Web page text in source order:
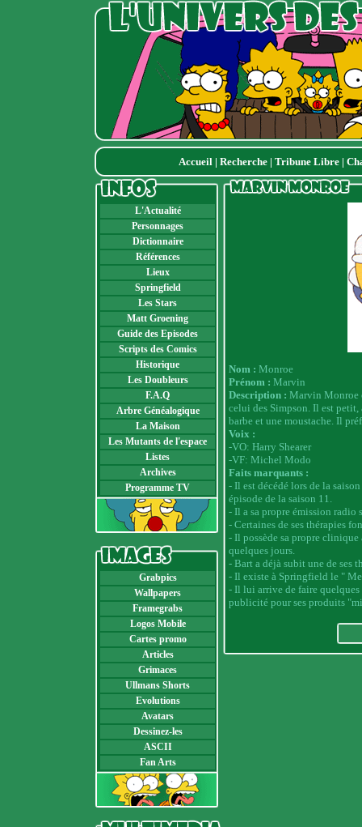
Accueil| Recherche| Tribune Libre |
L'Actualité
Personnages
Dictionnaire
Références
Lieux
Springfield
Les Stars
Matt Groening
Guide des Episodes
Scripts des Comics
Historique
Les Doubleurs
F.A.Q
Arbre Généalogique
La Maison
Les Mutants de l'espace
Listes
Archives
Programme TV
Grabpics
Wallpapers
Framegrabs
Logos Mobile
Cartes promo
Articles
Grimaces
Ullmans Shorts
Evolutions
Avatars
Dessinez-les
ASCII
Fan Arts
Nom : Monroe
Prénom : Marvin
Description : Marvin Monroe
celui des Simpson. Il est petit,
barbe et une moustache. Il
Voix :
-VO: Harry Shearer
-VF: Michel Modo
Faits marquants :
- Il est décédé lors de la
épisode de la saison 11.
- Il a sa propre émission radio
- Certaines de ses thérapies
- Il possède sa propre
quelques jours.
- Bart a déjà subit une de ses
- Il existe à Springfield le "
- Il lui arrive de faire
publicité pour ses produits